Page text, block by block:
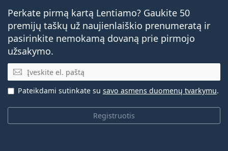
Perkate pirmą kartą Lentiamo? Gaukite 50
premijų taškų už naujienlaiškio prenumeratą ir
pasirinkite nemokamą dovaną prie pirmojo
užsakymo.
El. pašto adresas
Registruotis
Pateikdami sutinkate su savo asmens duomenų tvarkymu.